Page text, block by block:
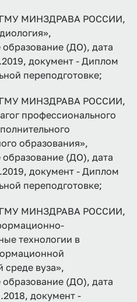
МИНЗДРАВА РОССИИ,
(ДО), дата
документ - Диплом
переподготовке;
МИНЗДРАВА РОССИИ,
профессионального
образования»,
(ДО), дата
документ - Диплом
переподготовке;
МИНЗДРАВА РОССИИ,
технологии в
среде вуза»,
(ДО), дата
документ -